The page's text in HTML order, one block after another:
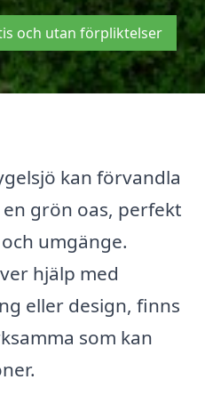
och utan förpliktelser
kan förvandla
grön oas, perfekt
umgänge.
hjälp med
eller design, finns
som kan